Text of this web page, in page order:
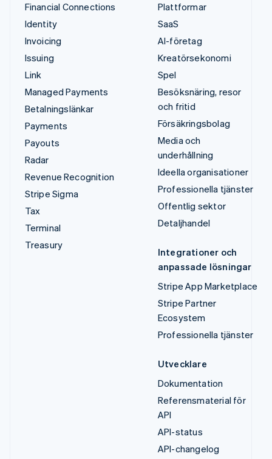
Financial Connections
Identity
Invoicing
Issuing
Link
Managed Payments
Betalningslänkar
Payments
Payouts
Radar
Revenue Recognition
Stripe Sigma
Tax
Terminal
Treasury
Plattformar
SaaS
AI-företag
Kreatörsekonomi
Spel
Besöksnäring, resor
och fritid
Försäkringsbolag
Media och
underhållning
Ideella organisationer
Professionella tjänster
Offentlig sektor
Detaljhandel
Integrationer och
anpassade lösningar
Stripe App Marketplace
Stripe Partner
Ecosystem
Professionella tjänster
Utvecklare
Dokumentation
Referensmaterial för
API
API-status
API-changelog